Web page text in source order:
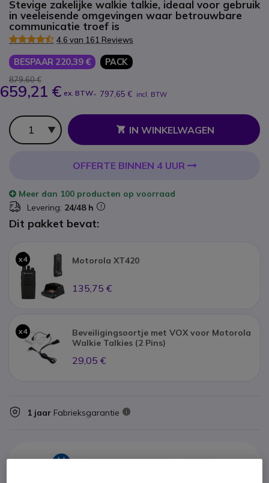
Stevige zakelijke walkie talkie, ideaal voor gebruik
in veeleisende omgevingen waar betrouwbare
communicatie troef is
4.6 van 161 Reviews
BESPAAR 220,39 € PACK
879,60 €
659,21 € ex. BTW- 797,65 € incl. BTW
Aantal
IN WINKELWAGEN
OFFERTE BINNEN 4 UUR
Meer dan 100 producten op voorraad
Levering: 24/48 h
Dit pakket bevat:
x4 Motorola XT420
135,75 €
x4
Beveiligingsoortje met VOX voor Motorola
Walkie Talkies (2 Pins)
29,05 €
1 jaar Fabrieksgarantie